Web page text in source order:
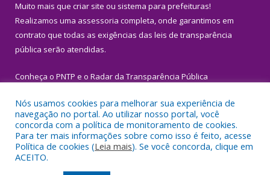
Muito mais que criar site ou sistema para prefeituras!
Realizamos uma assessoria completa, onde garantimos em
contrato que todas as exigências das leis de transparência
pública serão atendidas.
Conheça o PNTP e o Radar da Transparência Pública
Todos os direitos reservados a Prefeitura Municipal de Igarapé-
Miri.
Nós usamos cookies para melhorar sua experiência de
navegação no portal. Ao utilizar nosso portal, você
concorda com a política de monitoramento de cookies.
Para ter mais informações sobre como isso é feito, acesse
Política de cookies (Leia mais). Se você concorda, clique em
ACEITO.